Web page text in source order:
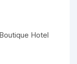
Hotel